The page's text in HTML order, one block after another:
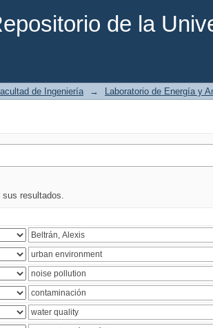
de la
de Ingeniería → Laboratorio de Energía y
sus resultados.